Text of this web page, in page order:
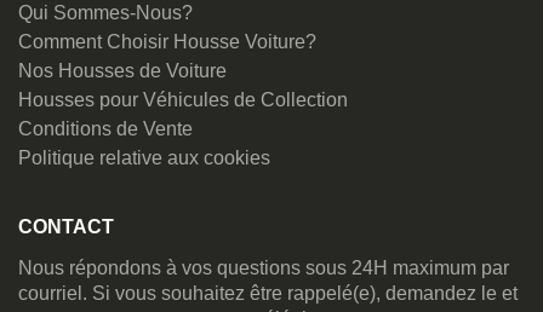
Qui Sommes-Nous?
Comment Choisir Housse Voiture?
Nos Housses de Voiture
Housses pour Véhicules de Collection
Conditions de Vente
Politique relative aux cookies
CONTACT
Nous répondons à vos questions sous 24H maximum par
courriel. Si vous souhaitez être rappelé(e), demandez le et